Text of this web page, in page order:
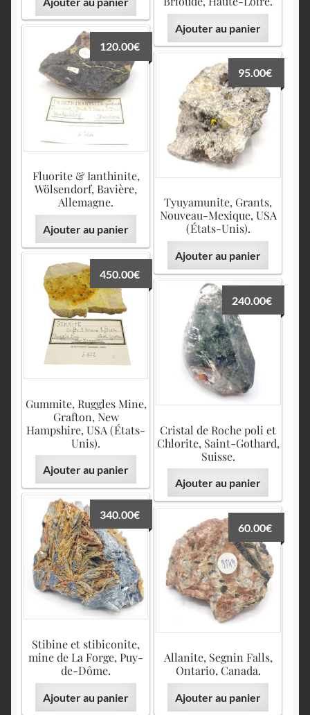
Ajouter au panier
Fluorite & Ianthinite,
Wölsendorf, Bavière,
Allemagne.
120.00€
Ajouter au panier
Tyuyamunite, Grants,
Nouveau-Mexique, USA
(États-Unis).
95.00€
Ajouter au panier
Gummite, Ruggles Mine,
Grafton, New
Hampshire, USA (États-
Unis).
450.00€
Ajouter au panier
Cristal de Roche poli et
Chlorite, Saint-Gothard,
Suisse.
240.00€
Ajouter au panier
Stibine et stibiconite,
mine de La Forge, Puy-
de-Dôme.
340.00€
Ajouter au panier
Allanite, Segnin Falls,
Ontario, Canada.
60.00€
Ajouter au panier